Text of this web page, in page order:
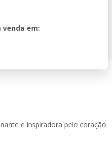
em:
e inspiradora pelo coração